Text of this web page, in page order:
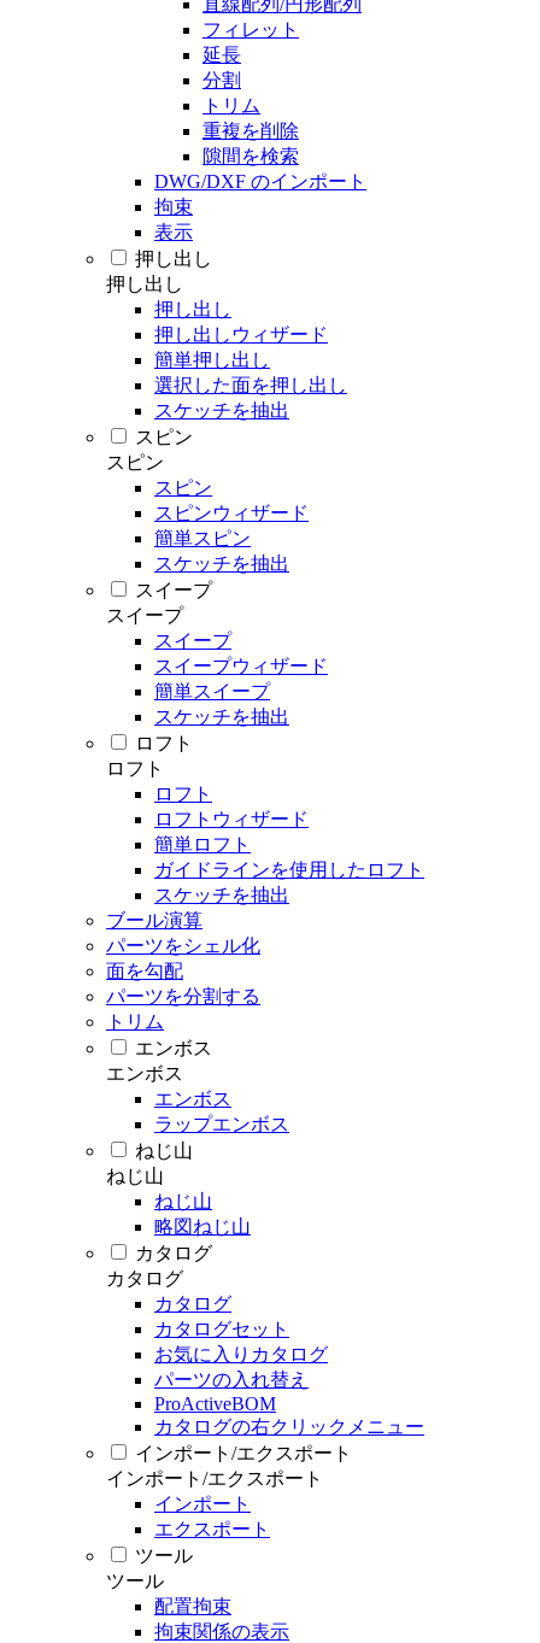
直線配列/円形配列
フィレット
延長
分割
トリム
重複を削除
隙間を検索
DWG/DXF のインポート
拘束
表示
押し出し
押し出し
押し出し
押し出しウィザード
簡単押し出し
選択した面を押し出し
スケッチを抽出
スピン
スピン
スピン
スピンウィザード
簡単スピン
スケッチを抽出
スイープ
スイープ
スイープ
スイープウィザード
簡単スイープ
スケッチを抽出
ロフト
ロフト
ロフト
ロフトウィザード
簡単ロフト
ガイドラインを使用したロフト
スケッチを抽出
ブール演算
パーツをシェル化
面を勾配
パーツを分割する
トリム
エンボス
エンボス
エンボス
ラップエンボス
ねじ山
ねじ山
ねじ山
略図ねじ山
カタログ
カタログ
カタログ
カタログセット
お気に入りカタログ
パーツの入れ替え
ProActiveBOM
カタログの右クリックメニュー
インポート/エクスポート
インポート/エクスポート
インポート
エクスポート
ツール
ツール
配置拘束
拘束関係の表示